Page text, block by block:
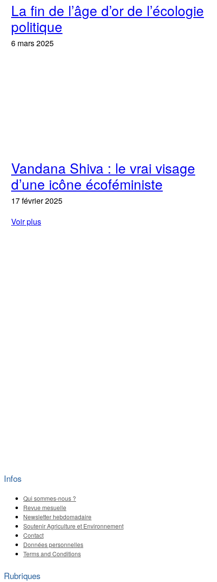
La fin de l’âge d’or de l’écologie
politique
6 mars 2025
Vandana Shiva : le vrai visage
d’une icône écoféministe
17 février 2025
Voir plus
Infos
Qui sommes-nous ?
Revue mesuelle
Newsletter hebdomadaire
Soutenir Agriculture et Environnement
Contact
Données personnelles
Terms and Conditions
Rubriques